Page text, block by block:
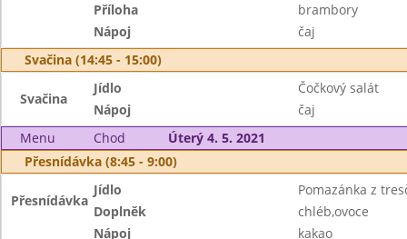
Příloha
brambory
Nápoj
čaj
Svačina (14:45 - 15:00)
Svačina
Jídlo
Čočkový salát
Nápoj
čaj
Menu
Chod
Úterý 4. 5. 2021
Přesnídávka (8:45 - 9:00)
Přesnídávka
Jídlo
Pomazánka z
Doplněk
chléb,ovoce
Nápoj
kakao